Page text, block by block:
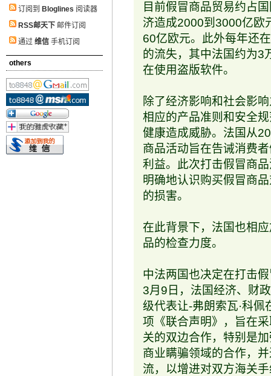
目前假冒商品贸易约占
济造成2000到3000亿欧
60亿欧元。此外每年还
的流失，其中法国约为3
在使用盗版软件。
除了经济影响和社会影
相应的产品准则和安全
健康造成威胁。法国从
商品活动旨在告诫消费
利益。此次打击假冒商
明确地认识购买假冒商
的损害。
在此背景下，法国也相
品的检查力度。
中法两国也决定在打击
3月9日，法国经济、财
级代表让-弗朗索瓦·科
项《联合声明》，旨在
关的双边合作，特别是
商业瞒骗领域的合作，
流，以增进对双方海关
订阅到 Bloglines 阅读器
RSS邮天下 邮件订阅
通过 维信 手机订阅
others